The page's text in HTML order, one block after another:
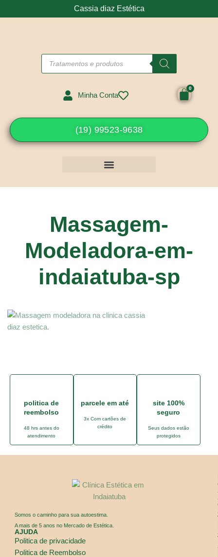
Cassia diaz Estética
Minha Conta
(19) 99523-9638
Massagem-
Modeladora-em-
indaiatuba-sp
politica de
reembolso
48 hrs antes do
atendimento
parcele em até
3x Com cartões de
crédito
site 100%
seguro
Seus dados estão
protegidos
Somos o caminho para sua autoestima.
A mais de 5 anos no Mercado de Estética.
AJUDA
Politica de privacidade
Politica de Reembolso